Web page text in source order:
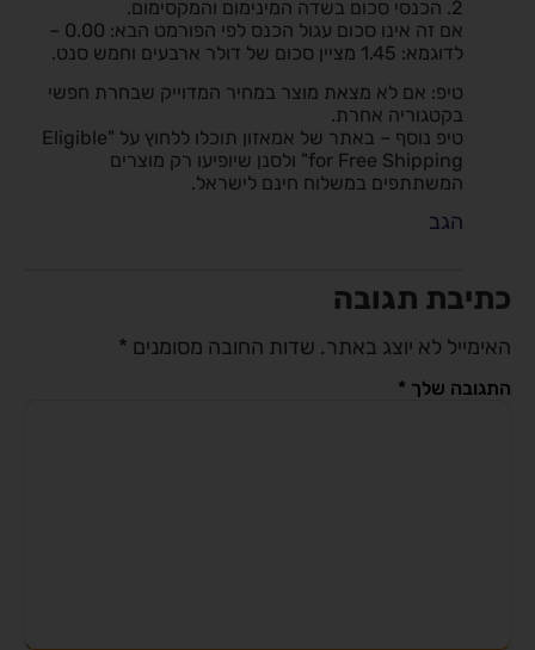
2. הכנסי סכום בשדה המינימום והמקסימום.
אם זה אינו סכום עגול הכנס לפי הפורמט הבא: 0.00 –
לדוגמא: 1.45 מציין סכום של דולר ארבעים וחמש סנט.
טיפ: אם לא מצאת מוצר במחיר המדוייק שבחרת חפשי
בקטגוריה אחרת.
טיפ נוסף – באתר של אמאזון תוכלו ללחוץ על "Eligible
for Free Shipping" ולסנן שיופיעו רק מוצרים
המשתתפים במשלוח חינם לישראל.
הגב
כתיבת תגובה
האימייל לא יוצג באתר. שדות החובה מסומנים *
התגובה שלך *